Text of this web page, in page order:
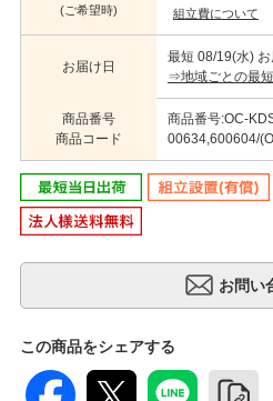
(ご希望時) 組立費について
お届け日
最短 08/19(水)
⇒地域ごとの最
商品番号
商品コード
商品番号:OC-
00634,600604/
この商品をシェアする